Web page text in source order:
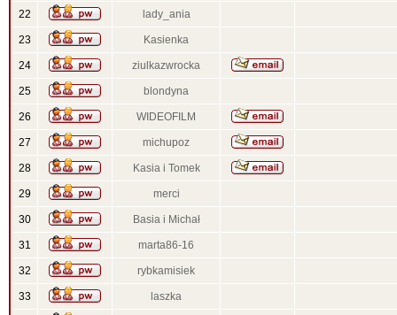
22 lady_ania
23 Kasienka
24 ziulkazwrocka
25 blondyna
26 WIDEOFILM
27 michupoz
28 Kasia i Tomek
29 merci
30 Basia i Michał
31 marta86-16
32 rybkamisiek
33 laszka